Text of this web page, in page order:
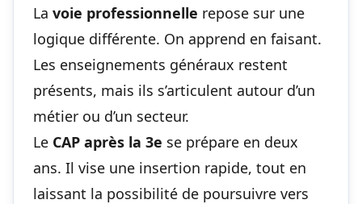
La voie professionnelle repose sur une
logique différente. On apprend en faisant.
Les enseignements généraux restent
présents, mais ils s’articulent autour d’un
métier ou d’un secteur.
Le CAP après la 3e se prépare en deux
ans. Il vise une insertion rapide, tout en
laissant la possibilité de poursuivre vers